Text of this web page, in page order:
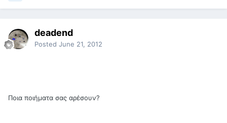
deadend
Posted June 21, 2012
Ποια ποιήματα σας αρέσουν?